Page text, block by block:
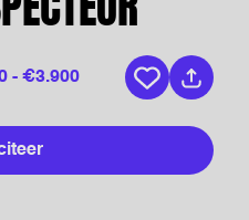
- €3.900
Bewaar